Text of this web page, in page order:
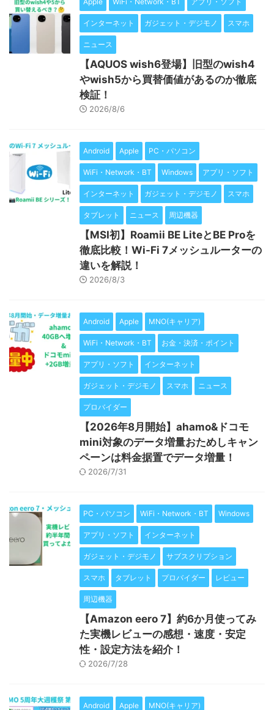
インターネット ガジェット・デジモノ スマホ
ニュース
【AQUOS wish6登場】旧型のwish4
やwish5から買替価値があるのか徹底
検証！
2026/8/6
Android Apple PC・パソコン
WiFi・Network・BT Windows アプリ・ソフト
インターネット ガジェット・デジモノ スマホ
タブレット ニュース 周辺機器
【MSI初】Roamii BE LiteとBE Proを
徹底比較！Wi-Fi 7メッシュルーターの
違いを解説！
2026/8/3
Android Apple MNO(キャリア)
WiFi・Network・BT お金・決済・ポイント
アプリ・ソフト インターネット
ガジェット・デジモノ スマホ ニュース
プロバイダー
【2026年8月開始】ahamo&ドコモ
mini対象のデータ増量おためしキャン
ペーンは料金据置でデータ増量！
2026/7/31
PC・パソコン WiFi・Network・BT Windows
アプリ・ソフト インターネット
ガジェット・デジモノ サブスクリプション
スマホ タブレット プロバイダー レビュー
周辺機器
【Amazon eero 7】約6か月使ってみ
た実機レビューの感想・速度・安定
性・設定方法を紹介！
2026/7/28
Android Apple MNO(キャリア)